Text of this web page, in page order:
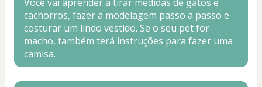
cachorros, fazer a modelagem passo a passo e
costurar um lindo vestido. Se o seu pet for
macho, também terá instruções para fazer uma
camisa.